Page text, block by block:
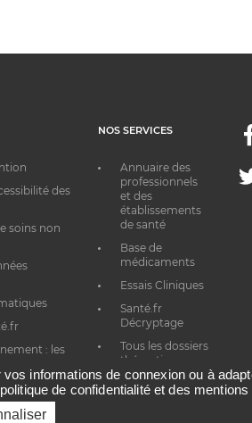
des
soins non
: les
NOS SERVICES
Annuaire des
professionnels
et des
établissements
de santé
Base de
médicaments
Essais Cliniques
Santé.fr
Décryptage
Tous les dossiers
thématiques
informations de connexion ou à
de confidentialité et des mentions